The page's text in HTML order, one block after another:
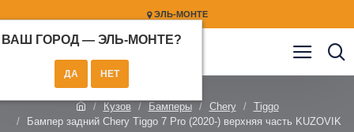
ЭЛЬ-МОНТЕ
ВАШ ГОРОД — ЭЛЬ-МОНТЕ?
Кузов Бамперы Chery
Tiggo
Бампер задний Chery Tiggo 7 Pro (2020-) верхняя часть KUZOVIK